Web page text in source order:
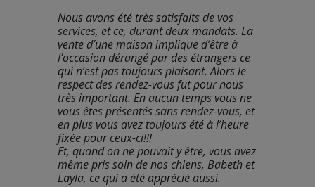
Nous avons été très satisfaits de vos
services, et ce, durant deux mandats. La
vente d’une maison implique d’être à
l’occasion dérangé par des étrangers ce
qui n’est pas toujours plaisant. Alors le
respect des rendez-vous fut pour nous
très important. En aucun temps vous ne
vous êtes présentés sans rendez-vous, et
en plus vous avez toujours été à l’heure
fixée pour ceux-ci!!!
Et, quand on ne pouvait y être, vous avez
même pris soin de nos chiens, Babeth et
Layla, ce qui a été apprécié aussi.